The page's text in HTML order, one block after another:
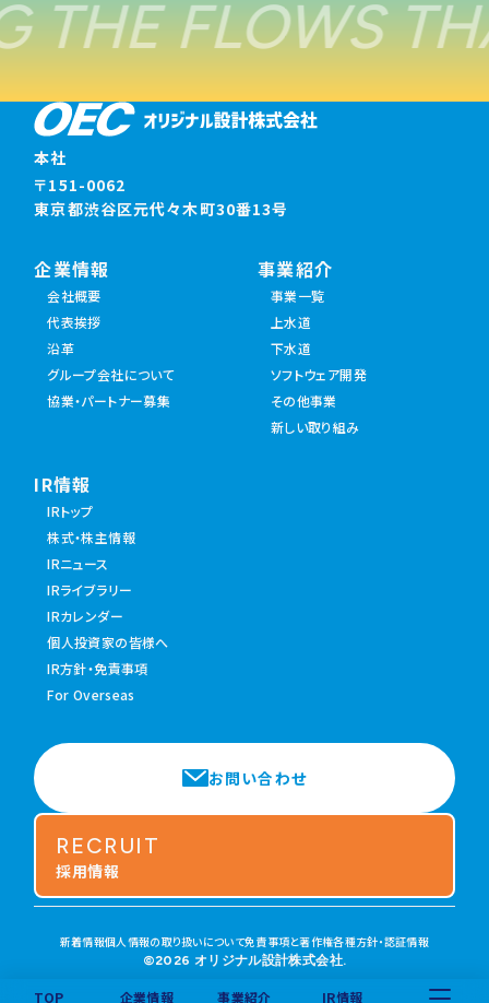
TOP 企業情報 事業紹介 IR情報
THE FLOWS
本社
〒151-0062
東京都渋谷区元代々木町30番13号
企業情報
会社概要
代表挨拶
沿革
グループ会社について
協業・パートナー募集
事業紹介
事業一覧
上水道
下水道
ソフトウェア開発
その他事業
新しい取り組み
IR情報
IRトップ
株式・株主情報
IRニュース
IRライブラリー
IRカレンダー
個人投資家の皆様へ
IR方針・免責事項
For Overseas
お問い合わせ
RECRUIT
採用情報
新着情報個人情報の取り扱いについて免責事項と著作権各種方針・認証情報
©2026 オリジナル設計株式会社.